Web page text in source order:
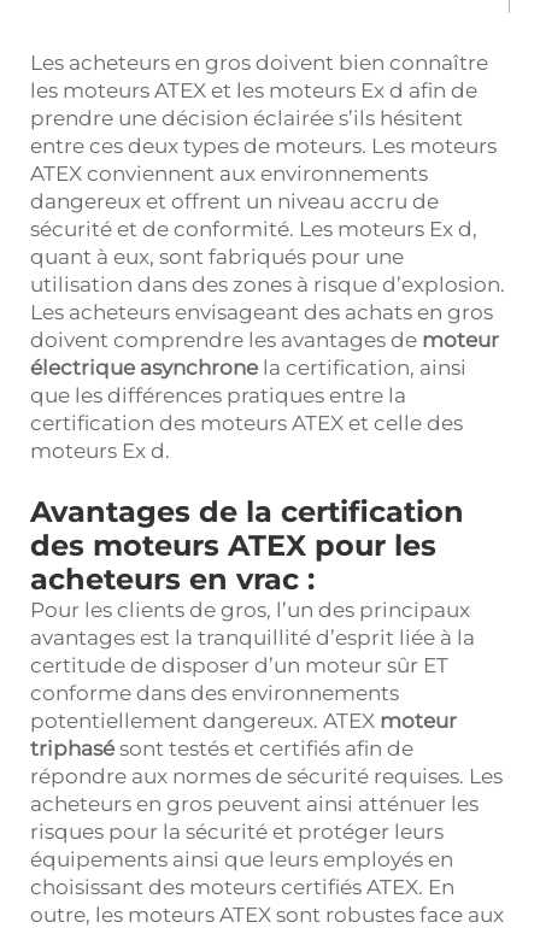
Les acheteurs en gros doivent bien connaître
les moteurs ATEX et les moteurs Ex d afin de
prendre une décision éclairée s’ils hésitent
entre ces deux types de moteurs. Les moteurs
ATEX conviennent aux environnements
dangereux et offrent un niveau accru de
sécurité et de conformité. Les moteurs Ex d,
quant à eux, sont fabriqués pour une
utilisation dans des zones à risque d’explosion.
Les acheteurs envisageant des achats en gros
doivent comprendre les avantages de moteur
électrique asynchrone la certification, ainsi
que les différences pratiques entre la
certification des moteurs ATEX et celle des
moteurs Ex d.
Avantages de la certification
des moteurs ATEX pour les
acheteurs en vrac :
Pour les clients de gros, l’un des principaux
avantages est la tranquillité d’esprit liée à la
certitude de disposer d’un moteur sûr ET
conforme dans des environnements
potentiellement dangereux. ATEX moteur
triphasé sont testés et certifiés afin de
répondre aux normes de sécurité requises. Les
acheteurs en gros peuvent ainsi atténuer les
risques pour la sécurité et protéger leurs
équipements ainsi que leurs employés en
choisissant des moteurs certifiés ATEX. En
outre, les moteurs ATEX sont robustes face aux